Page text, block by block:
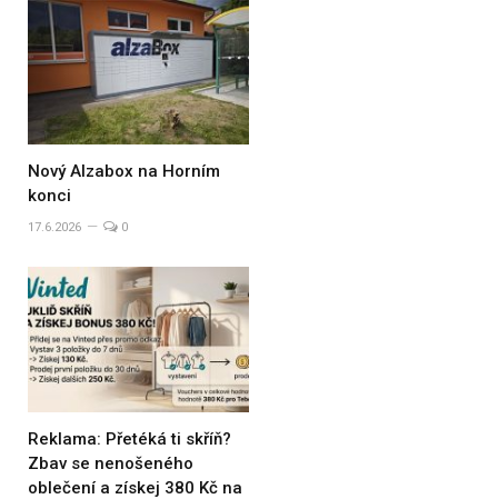
Nový Alzabox na Horním
konci
17.6.2026 0
Reklama: Přetéká ti skříň?
Zbav se nenošeného
oblečení a získej 380 Kč na